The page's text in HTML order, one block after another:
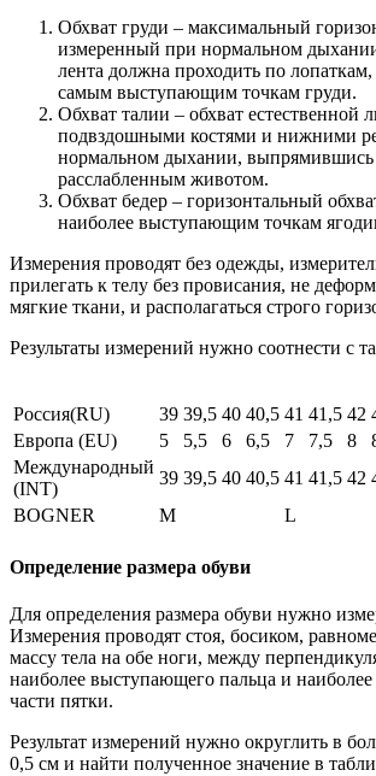
Обхват груди – максимальный
измеренный при нормальном
лента должна проходить по
самым выступающим точкам груди.
Обхват талии – обхват естественной
подвздошными костями и нижними
нормальном дыхании, выпрямившись
расслабленным животом.
Обхват бедер – горизонтальный
наиболее выступающим точкам
Измерения проводят без одежды,
прилегать к телу без провисания, не
мягкие ткани, и располагаться строго
Результаты измерений нужно соотнести с
Россия(RU) 39 39,5 40 40,5 41 41,5 42
Европа (EU)
5 5,5 6 6,5 7 7,5 8
Международный
(INT)
39 39,5 40 40,5 41 41,5 42
BOGNER
M L
Определение размера обуви
Для определения размера обуви нужно
Измерения проводят стоя, босиком,
массу тела на обе ноги, между
наиболее выступающего пальца и
части пятки.
Результат измерений нужно округлить в
0,5 см и найти полученное значение в